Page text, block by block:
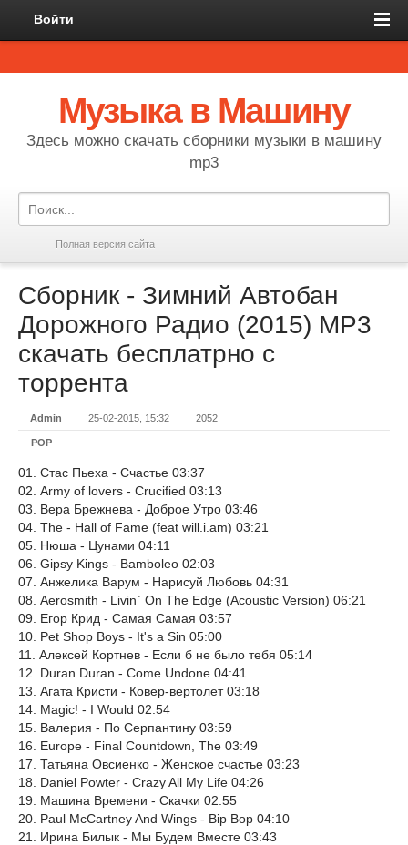
Войти
Музыка в Машину
Здесь можно скачать сборники музыки в машину
mp3
Полная версия сайта
Сборник - Зимний Автобан
Дорожного Радио (2015) MP3
скачать бесплатрно с
торрента
Admin 25-02-2015, 15:32 2052
POP
01. Стас Пьеха - Счастье 03:37
02. Army of lovers - Crucified 03:13
03. Вера Брежнева - Доброе Утро 03:46
04. The - Hall of Fame (feat will.i.am) 03:21
05. Нюша - Цунами 04:11
06. Gipsy Kings - Bamboleo 02:03
07. Анжелика Варум - Нарисуй Любовь 04:31
08. Aerosmith - Livin` On The Edge (Acoustic Version) 06:21
09. Егор Крид - Самая Самая 03:57
10. Pet Shop Boys - It's a Sin 05:00
11. Алексей Кортнев - Если б не было тебя 05:14
12. Duran Duran - Come Undone 04:41
13. Агата Кристи - Ковер-вертолет 03:18
14. Magic! - I Would 02:54
15. Валерия - По Серпантину 03:59
16. Europe - Final Countdown, The 03:49
17. Татьяна Овсиенко - Женское счастье 03:23
18. Daniel Powter - Crazy All My Life 04:26
19. Машина Времени - Скачки 02:55
20. Paul McCartney And Wings - Bip Bop 04:10
21. Ирина Билык - Мы Будем Вместе 03:43